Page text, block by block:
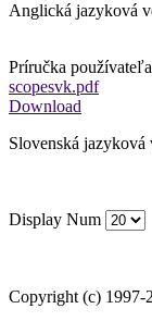
Anglická jazyková
Príručka
scopesvk.pdf
Download
Slovenská jazyková
Display Num
Copyright (c) 1997-